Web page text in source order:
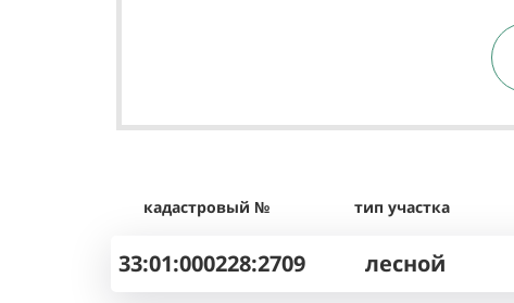
кадастровый № тип участка
33:01:000228:2709 лесной